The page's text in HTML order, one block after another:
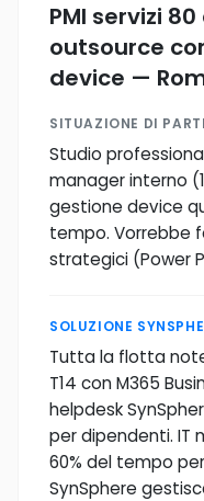
PMI servizi
outsource
device —
SITUAZIONE DI
Studio
manager interno
gestione device
tempo. Vorrebbe
strategici (Power
SOLUZIONE
Tutta la flotta
T14 con M365
helpdesk
per dipendenti. IT
60% del tempo
SynSphere